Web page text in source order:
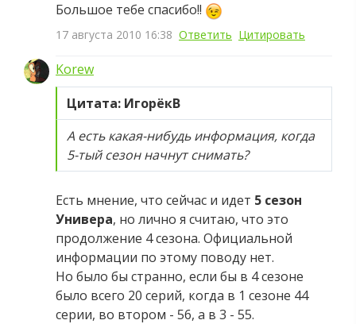
Большое тебе спасибо!!
17 августа 2010 16:38 Ответить Цитировать
Korew
Цитата: ИгорёкВ
А есть какая-нибудь информация, когда
5-тый сезон начнут снимать?
Есть мнение, что сейчас и идет 5 сезон
Универа, но лично я считаю, что это
продолжение 4 сезона. Официальной
информации по этому поводу нет.
Но было бы странно, если бы в 4 сезоне
было всего 20 серий, когда в 1 сезоне 44
серии, во втором - 56, а в 3 - 55.